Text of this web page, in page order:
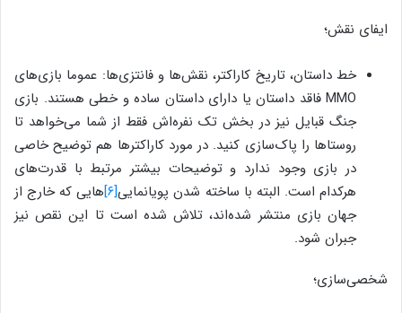
ایفای نقش؛
خط داستان، تاریخ کاراکتر، نقش‌ها و فانتزی‌ها: عموما بازی‌های
MMO فاقد داستان یا دارای داستان ساده و خطی هستند. بازی
جنگ قبایل نیز در بخش تک نفره‌اش فقط از شما می‌خواهد تا
روستاها را پاک‌سازی کنید. در مورد کاراکترها هم توضیح خاصی
در بازی وجود ندارد و توضیحات بیشتر مرتبط با قدرت‌های
هرکدام است. البته با ساخته شدن پویانمایی[۶] هایی که خارج از
جهان بازی منتشر شده‌اند، تلاش شده است تا این نقص نیز
جبران شود.
شخصی‌سازی؛